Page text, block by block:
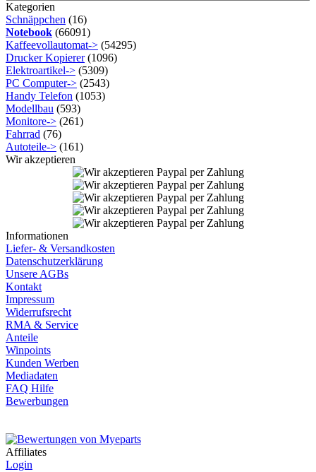
Kategorien
Schnäppchen (16)
Notebook (66091)
Kaffeevollautomat-> (54295)
Drucker Kopierer(1096)
Elektroartikel-> (5309)
PC Computer-> (2543)
Handy Telefon (1053)
Modellbau (593)
Monitore-> (261)
Fahrrad (76)
Autoteile-> (161)
Wir akzeptieren
Informationen
Liefer- & Versandkosten
Datenschutzerklärung
Unsere AGBs
Kontakt
Impressum
Widerrufsrecht
RMA & Service
Anteile
Winpoints
Kunden Werben
Mediadaten
FAQ Hilfe
Bewerbungen
Affiliates
Login